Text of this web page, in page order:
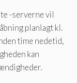
-serverne vil
planlagt kl.
time nedetid,
kan